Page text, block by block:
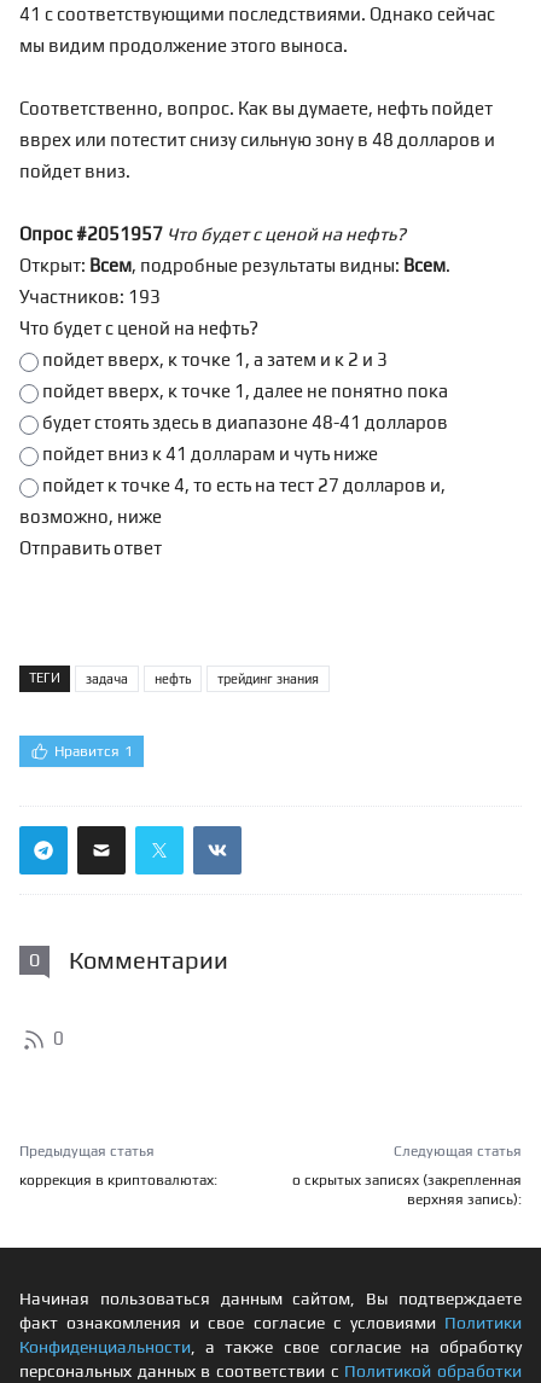
41 с соответствующими последствиями. Однако сейчас
мы видим продолжение этого выноса.
Соответственно, вопрос. Как вы думаете, нефть пойдет
вврех или потестит снизу сильную зону в 48 долларов и
пойдет вниз.
Опрос #2051957 Что будет с ценой на нефть?
Открыт: Всем, подробные результаты видны: Всем.
Участников: 193
Что будет с ценой на нефть?
пойдет вверх, к точке 1, а затем и к 2 и 3
пойдет вверх, к точке 1, далее не понятно пока
будет стоять здесь в диапазоне 48-41 долларов
пойдет вниз к 41 долларам и чуть ниже
пойдет к точке 4, то есть на тест 27 долларов и,
возможно, ниже
ТЕГИ задача нефть трейдинг знания
Нравится 1
0 Комментарии
0
Предыдущая статья
коррекция в криптовалютах:
Следующая статья
о скрытых записях (закрепленная
верхняя запись):
Начиная пользоваться данным сайтом, Вы подтверждаете
факт ознакомления и свое согласие с условиями Политики
Конфиденциальности, а также свое согласие на обработку
персональных данных в соответствии с Политикой обработки